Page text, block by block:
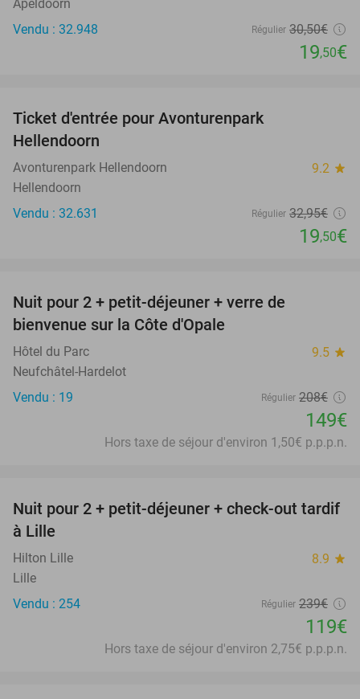
Apeldoorn
Vendu : 32.948
Régulier 30,50€
19,50€
Ticket d'entrée pour Avonturenpark
Hellendoorn
Avonturenpark Hellendoorn 9.2 star
Hellendoorn
Vendu : 32.631
Régulier 32,95€
19,50€
Nuit pour 2 + petit-déjeuner + verre de
bienvenue sur la Côte d'Opale
Hôtel du Parc 9.5 star
Neufchâtel-Hardelot
Vendu : 19
Régulier 208€
149€
Hors taxe de séjour d'environ 1,50€ p.p.p.n.
50%
Nuit pour 2 + petit-déjeuner + check-out tardif
à Lille
Hilton Lille 8.9 star
Lille
Vendu : 254
Régulier 239€
119€
Hors taxe de séjour d'environ 2,75€ p.p.p.n.